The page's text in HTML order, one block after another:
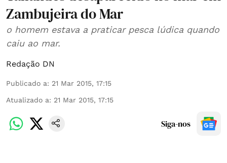
Zambujeira do Mar
o homem estava a praticar pesca lúdica quando
caiu ao mar.
Redação DN
Publicado a: 21 Mar 2015, 17:15
Atualizado a: 21 Mar 2015, 17:15
Siga-nos